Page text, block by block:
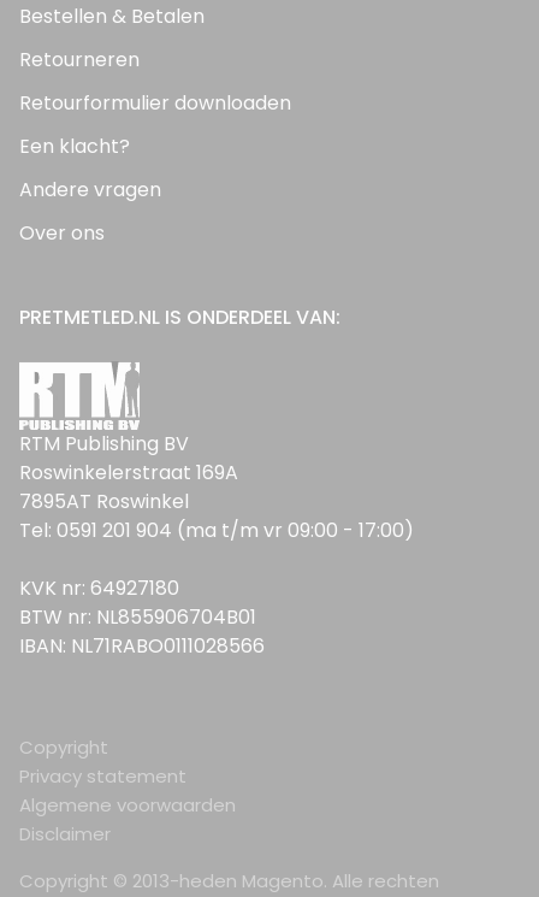
Bestellen & Betalen
Retourneren
Retourformulier downloaden
Een klacht?
Andere vragen
Over ons
PRETMETLED.NL IS ONDERDEEL VAN:
RTM Publishing BV
Roswinkelerstraat 169A
7895AT Roswinkel
Tel: 0591 201 904 (ma t/m vr 09:00 - 17:00)
KVK nr: 64927180
BTW nr: NL855906704B01
IBAN: NL71RABO0111028566
Copyright © 2013-heden Magento. Alle rechten
Copyright
Privacy statement
Algemene voorwaarden
Disclaimer